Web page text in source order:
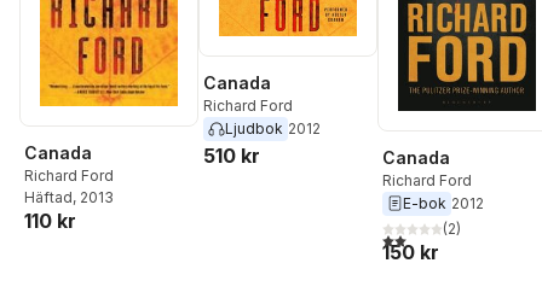
Canada
Richard Ford
Häftad, 2013
110 kr
Canada
Richard Ford
Ljudbok 2012
510 kr Canada
Richard Ford
E-bok 2012
2,0utav 5 stjärnor.
(2)
150 kr